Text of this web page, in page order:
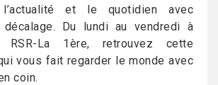
l’actualité et le quotidien avec
décalage. Du lundi au vendredi à
La 1ère, retrouvez cette
vous fait regarder le monde avec
coin.